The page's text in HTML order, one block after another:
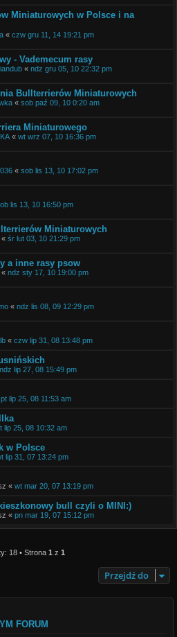
Miniaturowych w Polsce i na
« czw gru 11, 14 19:21 pm
- Vademecum rasy
« ndz gru 05, 10 22:32 pm
Bullterrierów Miniaturowych
« sob paź 09, 10 0:20 am
Miniaturowego
« wt wrz 07, 10 16:36 pm
« sob lis 13, 10 17:02 pm
lis 13, 10 16:50 pm
Miniaturowych
« śr lut 03, 10 21:29 pm
a inne rasy psow
« ndz sty 17, 10 19:00 pm
« ndz lis 08, 09 12:29 pm
« czw lip 31, 08 13:48 pm
ndz lip 27, 08 15:49 pm
pt lip 25, 08 11:53 am
lip 25, 08 10:32 am
w Polsce
lip 31, 07 13:24 pm
« wt mar 20, 07 13:19 pm
bull czyli o MINI:)
« pn mar 19, 07 15:12 pm
18 • Strona 1 z 1
Przejdź do
FORUM